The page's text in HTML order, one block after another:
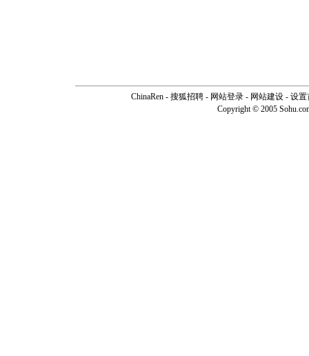
ChinaRen - 搜狐招聘 - 网站登录 - 网站建设 - 设置
Copyright © 2005